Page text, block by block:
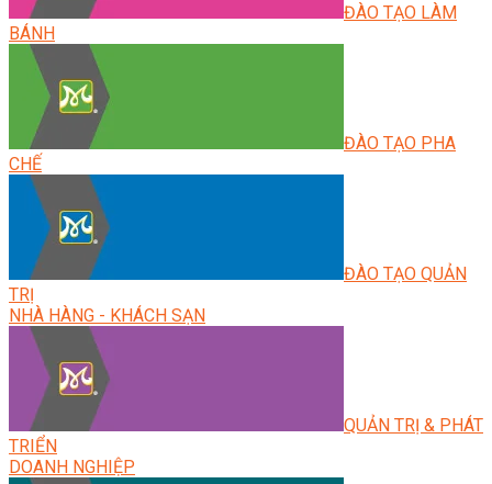
ĐÀO TẠO LÀM
BÁNH
ĐÀO TẠO PHA
CHẾ
ĐÀO TẠO QUẢN
TRỊ
NHÀ HÀNG - KHÁCH SẠN
QUẢN TRỊ & PHÁT
TRIỂN
DOANH NGHIỆP